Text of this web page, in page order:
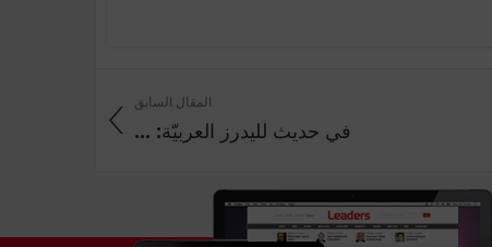
المقال السابق
في حديث لليدرز العربيّة: ...